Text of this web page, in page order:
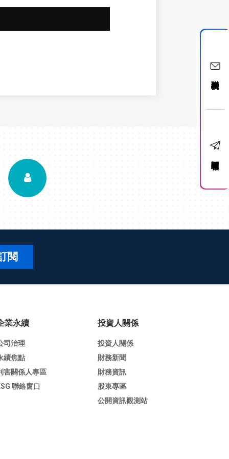
閱
業永續
司治理
續焦點
害關係人專區
聯絡窗口
投資人關係
投資人關係
財務新聞
財務資訊
股東專區
公開資訊觀測站